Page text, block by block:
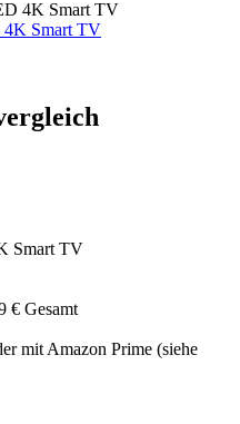
Smart TV
Smart TV
€ Gesamt
mit Amazon Prime (siehe